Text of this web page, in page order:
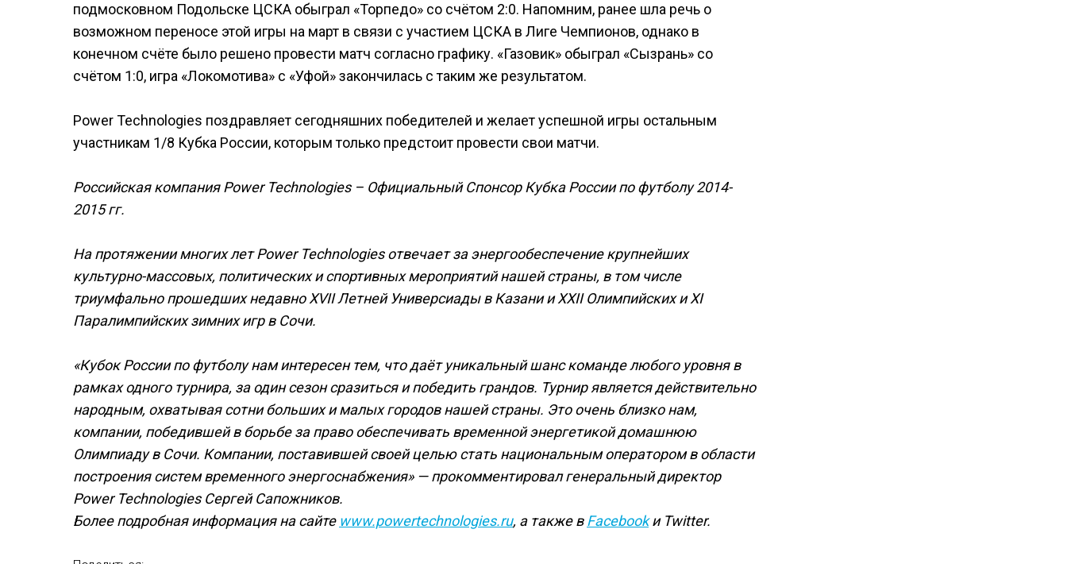
подмосковном Подольске ЦСКА обыграл «Торпедо» со счётом 2:0. Напомним, ранее шла речь о
возможном переносе этой игры на март в связи с участием ЦСКА в Лиге Чемпионов, однако в
конечном счёте было решено провести матч согласно графику. «Газовик» обыграл «Сызрань» со
счётом 1:0, игра «Локомотива» с «Уфой» закончилась с таким же результатом.
Power Technologies поздравляет сегодняшних победителей и желает успешной игры остальным
участникам 1/8 Кубка России, которым только предстоит провести свои матчи.
Российская компания Power Technologies – Официальный Спонсор Кубка России по футболу 2014-
2015 гг.
На протяжении многих лет Power Technologies отвечает за энергообеспечение крупнейших
культурно-массовых, политических и спортивных мероприятий нашей страны, в том числе
триумфально прошедших недавно XVII Летней Универсиады в Казани и XXII Олимпийских и XI
Паралимпийских зимних игр в Сочи.
«Кубок России по футболу нам интересен тем, что даёт уникальный шанс команде любого уровня в
рамках одного турнира, за один сезон сразиться и победить грандов. Турнир является действительно
народным, охватывая сотни больших и малых городов нашей страны. Это очень близко нам,
компании, победившей в борьбе за право обеспечивать временной энергетикой домашнюю
Олимпиаду в Сочи. Компании, поставившей своей целью стать национальным оператором в области
построения систем временного энергоснабжения» — прокомментировал генеральный директор
Power Technologies Сергей Сапожников.
Более подробная информация на сайте www.powertechnologies.ru, а также вFacebookи Twitter.